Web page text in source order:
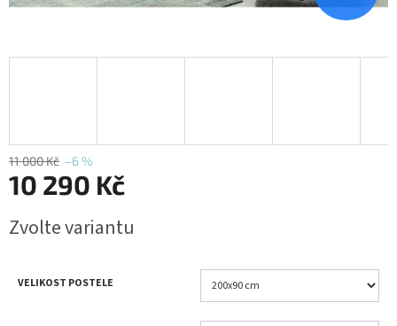
11 000 Kč –6 %
10 290 Kč
cena:
Zvolte variantu
VELIKOST POSTELE